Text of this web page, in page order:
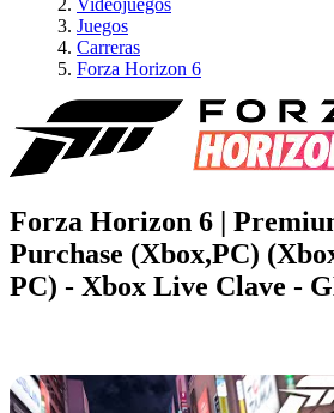
Videojuegos
Juegos
Carreras
Forza Horizon 6
Forza Horizon 6 |
Purchase (Xbox,PC)
PC) - Xbox Live Clave -